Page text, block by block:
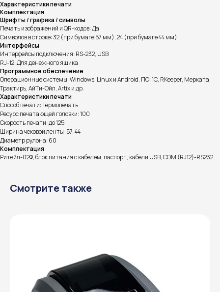
Характеристики печати
Комплектация
Шрифты / графика / символы
Печать изображений и QR-кодов: Да
Символов в строке: 32 (при бумаге 57 мм); 24 (при бумаге 44 мм)
Интерфейсы
Интерфейсы подключения: RS-232, USB
RJ-12: Для денежного ящика
Программное обеспечение
Операционные системы: Windows, Linux и Android. ПО: 1С, RKeeper, Мерката,
Трактиръ, АйТи-Ойл, Artix и др.
Характеристики печати
Способ печати: Термопечать
Ресурс печатающей головки: 100
Скорость печати: до 125
Ширина чековой ленты: 57, 44
Диаметр рулона: 60
Комплектация
Ритейл-02Ф, блок питания с кабелем, паспорт, кабели USB, COM (RJ12)-RS232
Смотрите также